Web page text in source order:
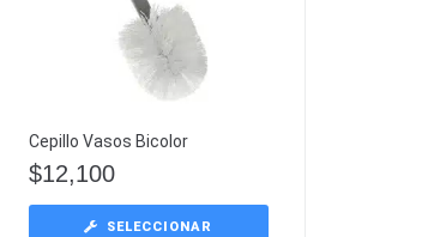
Cepillo Vasos Bicolor
$12,100
SELECCIONAR